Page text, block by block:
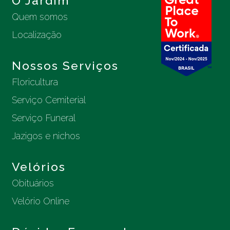
Quem somos
Localização
Nossos Serviços
Floricultura
Serviço Cemiterial
Serviço Funeral
Jazigos e nichos
Velórios
Obituários
Velório Online